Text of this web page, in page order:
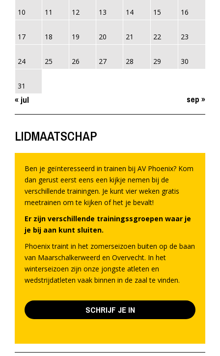
10 11 12 13 14 15 16
17 18 19 20 21 22 23
24 25 26 27 28 29 30
31
« jul sep »
LIDMAATSCHAP
Ben je geïnteresseerd in trainen bij AV Phoenix? Kom
dan gerust eerst eens een kijkje nemen bij de
verschillende trainingen. Je kunt vier weken gratis
meetrainen om te kijken of het je bevalt!
Er zijn verschillende trainingssgroepen waar je
je bij aan kunt sluiten.
Phoenix traint in het zomerseizoen buiten op de baan
van Maarschalkerweerd en Overvecht. In het
winterseizoen zijn onze jongste atleten en
wedstrijdatleten vaak binnen in de zaal te vinden.
SCHRIJF JE IN